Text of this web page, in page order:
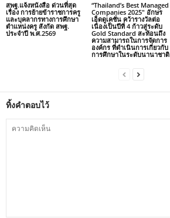
สพฐ.แจ้งหนังสือ ด่วนที่สุด
เรื่อง การย้ายข้าราชการครู
และบุคลากรทางการศึกษา
ตำแหน่งครู สังกัด สพฐ.
ประจำปี พ.ศ.2569
“Thailand’s Best Managed
Companies 2025″ อักษร
เอ็ดดูเคชั่น คว้ารางวัลต่อ
เนื่องเป็นปีที่ 4 ก้าวสู่ระดับ
Gold Standard สะท้อนถึง
ความสามารถในการจัดการ
องค์กร ที่ดำเนินการเกี่ยวกับ
การศึกษาในระดับนานาชาติ
ทิ้งคำตอบไว้